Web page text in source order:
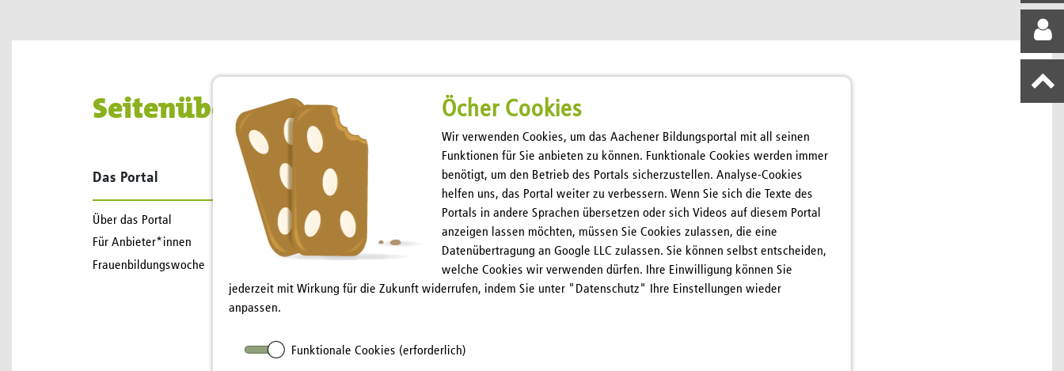
Öcher Cookies
Wir verwenden Cookies, um das Aachener Bildungsportal mit all seinen
Funktionen für Sie anbieten zu können. Funktionale Cookies werden immer
benötigt, um den Betrieb des Portals sicherzustellen. Analyse-Cookies
helfen uns, das Portal weiter zu verbessern. Wenn Sie sich die Texte des
Portals in andere Sprachen übersetzen oder sich Videos auf diesem Portal
anzeigen lassen möchten, müssen Sie Cookies zulassen, die eine
Datenübertragung an Google LLC zulassen. Sie können selbst entscheiden,
welche Cookies wir verwenden dürfen. Ihre Einwilligung können Sie
jederzeit mit Wirkung für die Zukunft widerrufen, indem Sie unter "Datenschutz" Ihre Einstellungen wieder
anpassen.
Funktionale Cookies (erforderlich)
Seitenübersicht
Das Portal
Über das Portal
Für Anbieter*innen
Frauenbildungswoche
Suche
Kurse/Veranstaltungen
Bücher/Medien